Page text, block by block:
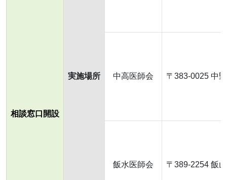
相談窓口開設
実施場所 中高医師会 〒383-0025 中
飯水医師会 〒389-2254 飯